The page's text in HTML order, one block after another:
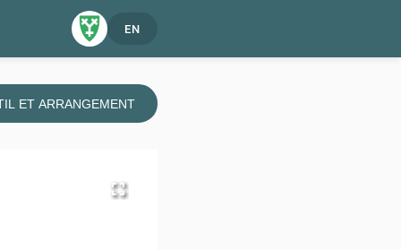
EN
ET ARRANGEMENT
fullscreen